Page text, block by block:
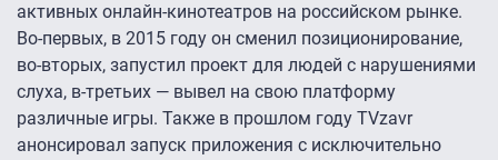
активных онлайн-кинотеатров на российском рынке.
Во-первых, в 2015 году он сменил позиционирование,
во-вторых, запустил проект для людей с нарушениями
слуха, в-третьих — вывел на свою платформу
различные игры. Также в прошлом году TVzavr
анонсировал запуск приложения с исключительно